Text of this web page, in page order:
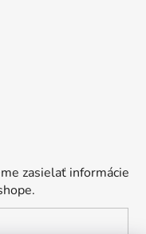
zasielať informácie